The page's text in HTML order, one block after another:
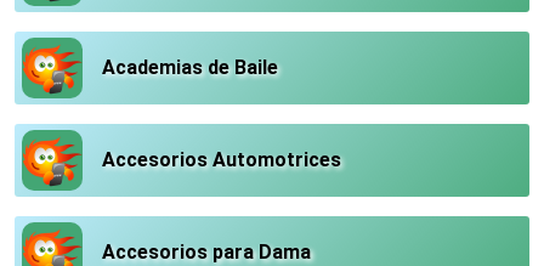
Academias de Baile
Accesorios Automotrices
Accesorios para Dama